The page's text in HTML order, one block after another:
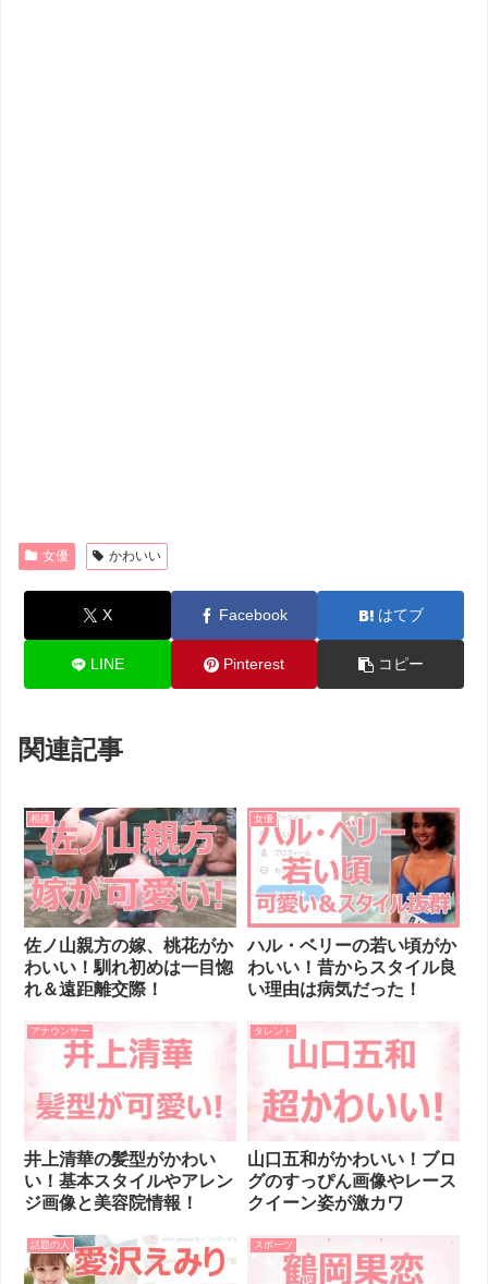
女優 かわいい
X Facebook はてブ
LINE Pinterest コピー
関連記事
相撲
佐ノ山親方の嫁、桃花がか
わいい！馴れ初めは一目惚
れ＆遠距離交際！
女優
ハル・ベリーの若い頃がか
わいい！昔からスタイル良
い理由は病気だった！
アナウンサー
井上清華の髪型がかわい
い！基本スタイルやアレン
ジ画像と美容院情報！
タレント
山口五和がかわいい！ブロ
グのすっぴん画像やレース
クイーン姿が激カワ
話題の人 スポーツ